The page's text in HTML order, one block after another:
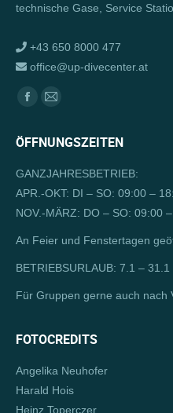
technische Gase, Service
+43 650 8000 477
office@up-divecenter.at
Finden Sie uns auf:
Facebook
opens
new
window
E-
page
in
new
ÖFFNUNGSZEITEN
GANZJAHRESBETRIEB:
APR.-OKT: DI – SO: 09:00 –
NOV.-MÄRZ: DO – SO: 09:00
An Feier und Fenstertagen
BETRIEBSURLAUB: 7.1 – 31.1
Für Gruppen gerne auch nach
FOTOCREDITS
Angelika Neuhofer
Harald Hois
Heinz Toperczer